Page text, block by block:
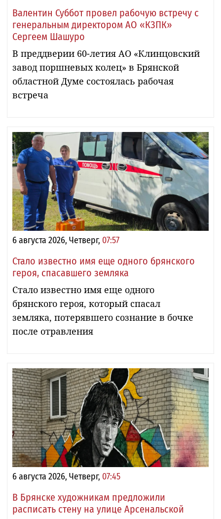
Валентин Суббот провел рабочую встречу с
генеральным директором АО «КЗПК»
Сергеем Шашуро
В преддверии 60-летия АО «Клинцовский
завод поршневых колец» в Брянской
областной Думе состоялась рабочая
встреча
6 августа 2026, Четверг, 07:57
Стало известно имя еще одного брянского
героя, спасавшего земляка
Стало известно имя еще одного
брянского героя, который спасал
земляка, потерявшего сознание в бочке
после отравления
6 августа 2026, Четверг, 07:45
В Брянске художникам предложили
расписать стену на улице Арсенальской